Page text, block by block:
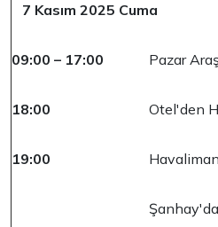
7 Kasım 2025 Cuma
09:00 – 17:00 Pazar
18:00 Otel'den
19:00